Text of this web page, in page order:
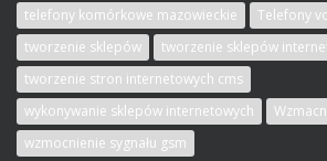
telefony komórkowe mazowieckie
Telefony
tworzenie sklepów
tworzenie sklepów
tworzenie stron internetowych cms
wykonywanie sklepów internetowych
wzmocnienie sygnału gsm